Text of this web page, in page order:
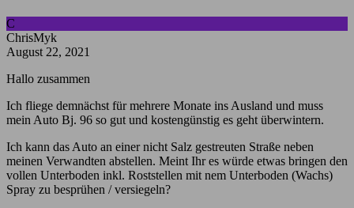
C
ChrisMyk
August 22, 2021
Hallo zusammen
Ich fliege demnächst für mehrere Monate ins Ausland und muss
mein Auto Bj. 96 so gut und kostengünstig es geht überwintern.
Ich kann das Auto an einer nicht Salz gestreuten Straße neben
meinen Verwandten abstellen. Meint Ihr es würde etwas bringen den
vollen Unterboden inkl. Roststellen mit nem Unterboden (Wachs)
Spray zu besprühen / versiegeln?